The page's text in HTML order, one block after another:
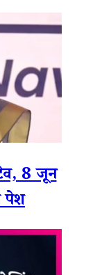
8 जून
पेश